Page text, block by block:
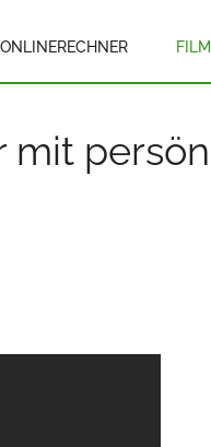
ONLINERECHNER